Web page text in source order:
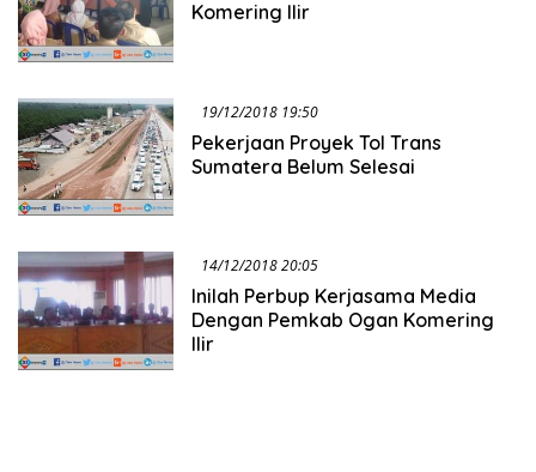
Komering Ilir
19/12/2018 19:50
Pekerjaan Proyek Tol Trans
Sumatera Belum Selesai
14/12/2018 20:05
Inilah Perbup Kerjasama Media
Dengan Pemkab Ogan Komering
Ilir